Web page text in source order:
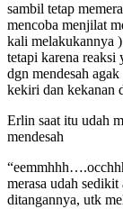
sambil tetap
mencoba menjilat
kali melakukannya
tetapi karena
dgn mendesah
kekiri dan kekanan
Erlin saat itu udah
mendesah
merasa udah
ditangannya, utk